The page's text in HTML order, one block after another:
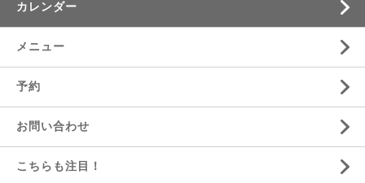
カレンダー
メニュー
予約
お問い合わせ
こちらも注目！